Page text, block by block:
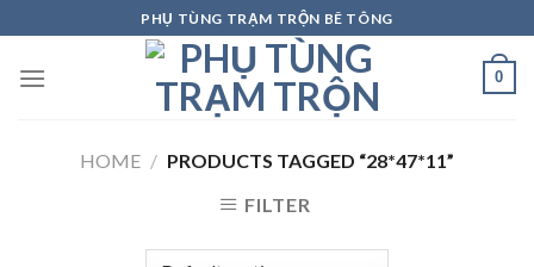
to
content
PHỤ TÙNG TRẠM TRỘN BÊ TÔNG
0
HOME / PRODUCTS TAGGED “28*47*11”
FILTER